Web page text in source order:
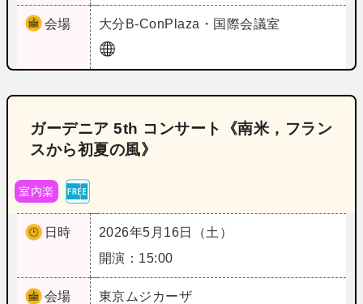
会場 大分 B‐ConPlaza・国際会議室
ガーデニア 5th コンサート《南米，フラン
スから初夏の風》
室内楽
日時
2026年5月16日（土）
開演：15:00
会場 東京 ムジカーザ